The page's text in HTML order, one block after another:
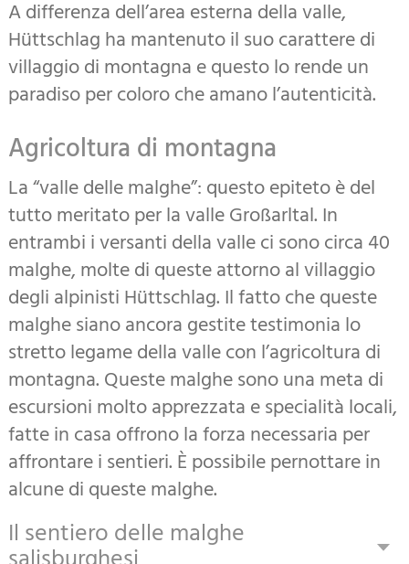
A differenza dell’area esterna della valle,
Hüttschlag ha mantenuto il suo carattere di
villaggio di montagna e questo lo rende un
paradiso per coloro che amano l’autenticità.
Agricoltura di montagna
La “valle delle malghe”: questo epiteto è del
tutto meritato per la valle Großarltal. In
entrambi i versanti della valle ci sono circa 40
malghe, molte di queste attorno al villaggio
degli alpinisti Hüttschlag. Il fatto che queste
malghe siano ancora gestite testimonia lo
stretto legame della valle con l’agricoltura di
montagna. Queste malghe sono una meta di
escursioni molto apprezzata e specialità locali,
fatte in casa offrono la forza necessaria per
affrontare i sentieri. È possibile pernottare in
alcune di queste malghe.
Il sentiero delle malghe